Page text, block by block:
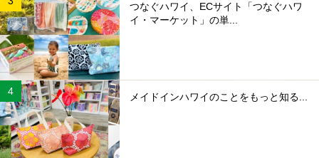
つなぐハワイ、ECサイト「つなぐハワ
イ・マーケット」の単...
メイドインハワイのことをもっと知る...